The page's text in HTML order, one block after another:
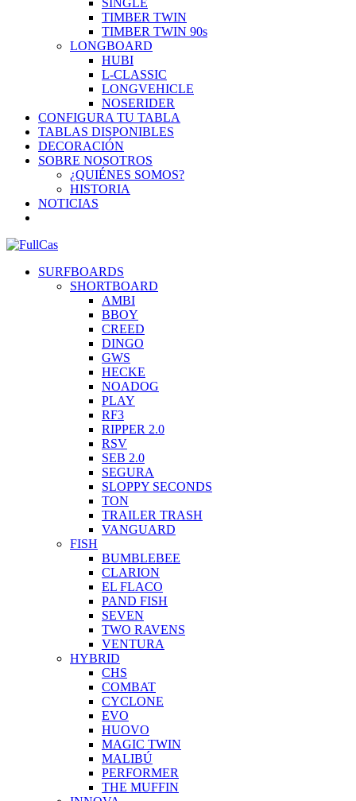
SINGLE
TIMBER TWIN
TIMBER TWIN 90s
LONGBOARD
HUBI
L-CLASSIC
LONGVEHICLE
NOSERIDER
CONFIGURA TU TABLA
TABLAS DISPONIBLES
DECORACIÓN
SOBRE NOSOTROS
¿QUIÉNES SOMOS?
HISTORIA
NOTICIAS
SURFBOARDS
SHORTBOARD
AMBI
BBOY
CREED
DINGO
GWS
HECKE
NOADOG
PLAY
RF3
RIPPER 2.0
RSV
SEB 2.0
SEGURA
SLOPPY SECONDS
TON
TRAILER TRASH
VANGUARD
FISH
BUMBLEBEE
CLARION
EL FLACO
PAND FISH
SEVEN
TWO RAVENS
VENTURA
HYBRID
CHS
COMBAT
CYCLONE
EVO
HUOVO
MAGIC TWIN
MALIBÚ
PERFORMER
THE MUFFIN